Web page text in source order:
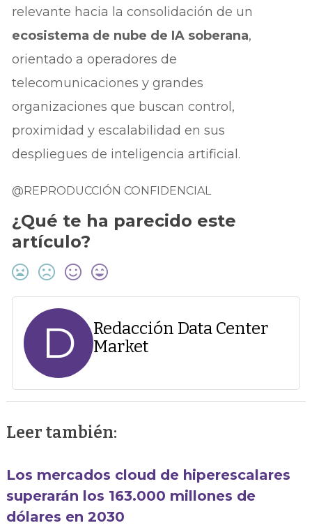
relevante hacia la consolidación de un
ecosistema de nube de IA soberana,
orientado a operadores de
telecomunicaciones y grandes
organizaciones que buscan control,
proximidad y escalabilidad en sus
despliegues de inteligencia artificial.
@REPRODUCCIÓN CONFIDENCIAL
¿Qué te ha parecido este
artículo?
D
Redacción Data Center
Market
Leer también:
Los mercados cloud de hiperescalares
superarán los 163.000 millones de
dólares en 2030